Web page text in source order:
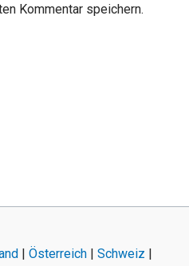
Kommentar speichern.
Österreich| Schweiz